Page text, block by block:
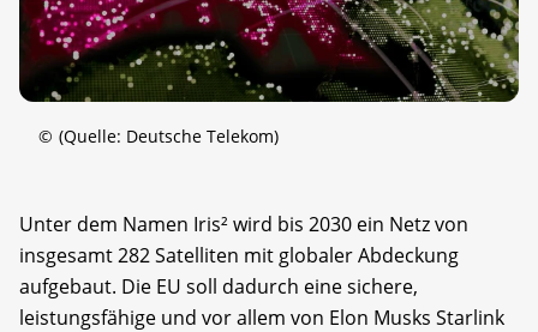
© (Quelle: Deutsche Telekom)
Unter dem Namen Iris² wird bis 2030 ein Netz von
insgesamt 282 Satelliten mit globaler Abdeckung
aufgebaut. Die EU soll dadurch eine sichere,
leistungsfähige und vor allem von Elon Musks Starlink